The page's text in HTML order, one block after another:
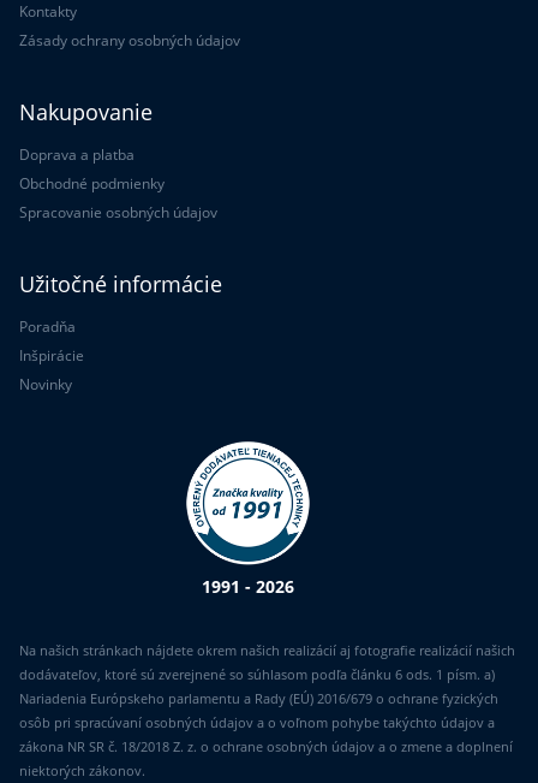
Kontakty
Zásady ochrany osobných údajov
Nakupovanie
Doprava a platba
Obchodné podmienky
Spracovanie osobných údajov
Užitočné informácie
Poradňa
Inšpirácie
Novinky
1991 - 2026
Na našich stránkach nájdete okrem našich realizácií aj fotografie realizácií našich
dodávateľov, ktoré sú zverejnené so súhlasom podľa článku 6 ods. 1 písm. a)
Nariadenia Európskeho parlamentu a Rady (EÚ) 2016/679 o ochrane fyzických
osôb pri spracúvaní osobných údajov a o voľnom pohybe takýchto údajov a
zákona NR SR č. 18/2018 Z. z. o ochrane osobných údajov a o zmene a doplnení
niektorých zákonov.